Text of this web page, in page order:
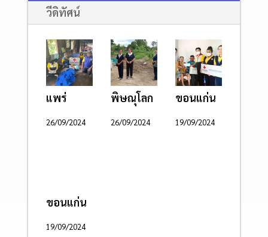
วีดิทัศน์
แพร่
26/09/2024
พิษณุโลก
26/09/2024
ขอนแก่น
19/09/2024
ขอนแก่น
19/09/2024